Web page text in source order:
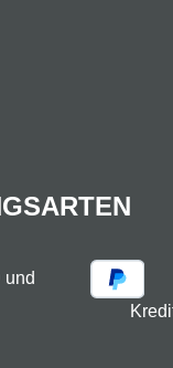
und